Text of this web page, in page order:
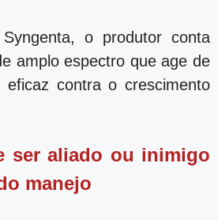
o produtor conta
amplo espectro que age de
contra o crescimento
ser aliado ou inimigo
manejo